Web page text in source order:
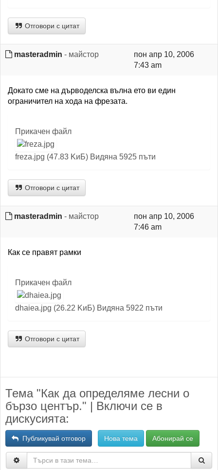
Отговори с цитат
masteradmin - майстор
пон апр 10, 2006
7:43 am
Докато сме на дърводелска вълна ето ви един
ограничител на хода на фрезата.
Прикачен файл
freza.jpg (47.83 KиБ) Видяна 5925 пъти
Отговори с цитат
masteradmin - майстор
пон апр 10, 2006
7:46 am
Как се правят рамки
Прикачен файл
dhaiea.jpg (26.22 KиБ) Видяна 5922 пъти
Отговори с цитат
Тема "Как да определяме лесни о
бързо център." | Включи се в
дискусията:
Публикувай отговор Нова тема Абонирай се